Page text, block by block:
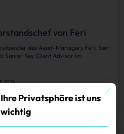
von Feri
des Asset-Managers Feri. Sein
Senior Key Client Advisor im
Zum Artikel
Mit
Ihre Privatsphäre ist uns
wichtig